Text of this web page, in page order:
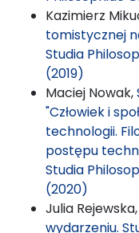
Kazimierz
tomistycznej
Studia
(2019)
Maciej Nowak,
"Człowiek i
technologii.
postępu
Studia
(2020)
Julia Rejewska,
wydarzeniu.